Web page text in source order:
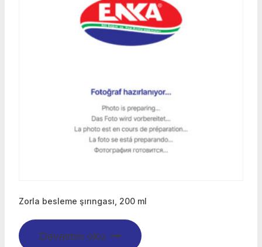
Zorla besleme şırıngası, 200 ml
Devamını oku